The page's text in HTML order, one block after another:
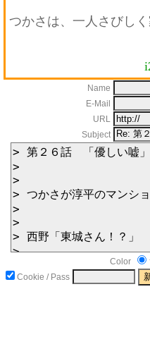
つかさは、一人さびし
Name
E-Mail
URL
Subject
Color
Cookie / Pass